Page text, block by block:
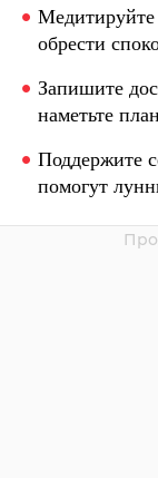
обрести
Запишите
наметьте
Поддержите
помогут